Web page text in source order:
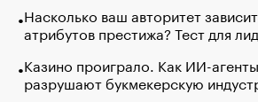
Насколько ваш авторитет
атрибутов престижа? Тест для
Казино проиграло. Как ИИ-агенты
разрушают букмекерскую